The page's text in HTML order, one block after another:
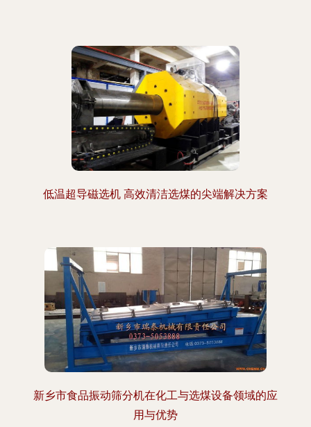
低温超导磁选机 高效清洁选煤的尖端解决方案
新乡市食品振动筛分机在化工与选煤设备领域的应
用与优势